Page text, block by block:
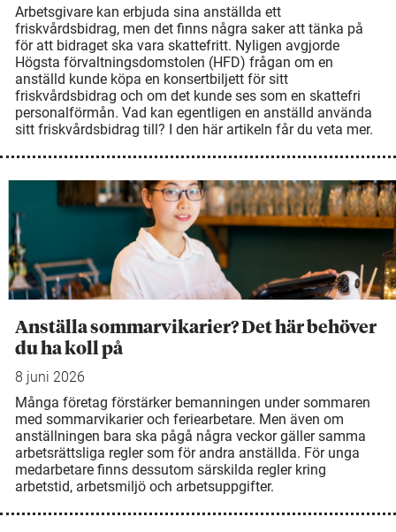
Arbetsgivare kan erbjuda sina anställda ett
friskvårdsbidrag, men det finns några saker att tänka på
för att bidraget ska vara skattefritt. Nyligen avgjorde
Högsta förvaltningsdomstolen (HFD) frågan om en
anställd kunde köpa en konsertbiljett för sitt
friskvårdsbidrag och om det kunde ses som en skattefri
personalförmån. Vad kan egentligen en anställd använda
sitt friskvårdsbidrag till? I den här artikeln får du veta mer.
Anställa sommarvikarier? Det här behöver
du ha koll på
8 juni 2026
Många företag förstärker bemanningen under sommaren
med sommarvikarier och feriearbetare. Men även om
anställningen bara ska pågå några veckor gäller samma
arbetsrättsliga regler som för andra anställda. För unga
medarbetare finns dessutom särskilda regler kring
arbetstid, arbetsmiljö och arbetsuppgifter.